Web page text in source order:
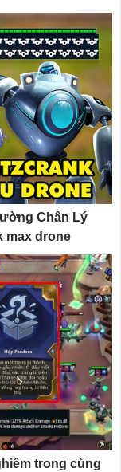
Chân Lý
max drone
trong cùng